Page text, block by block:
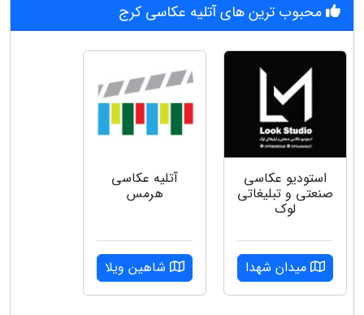
محبوب ترین های آتلیه عکاسی کرج
استودیو عکاسی
صنعتی و تبلیغاتی
لوک
میدان شهدا
آتلیه عکاسی
هرمس
شاهین ویلا